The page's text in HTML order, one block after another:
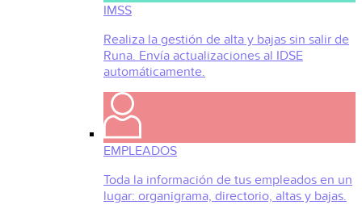
IMSS
Realiza la gestión de alta y bajas sin salir de
Runa. Envía actualizaciones al IDSE
automáticamente.
EMPLEADOS
Toda la información de tus empleados en un
lugar: organigrama, directorio, altas y bajas.